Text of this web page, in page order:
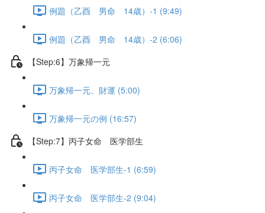
例題（乙酉 男命 14歳）-1 (9:49)
例題（乙酉 男命 14歳）-2 (6:06)
【Step:6】万象帰一元
万象帰一元、財運 (5:00)
万象帰一元の例 (16:57)
【Step:7】丙子女命 医学部生
丙子女命 医学部生-1 (6:59)
丙子女命 医学部生-2 (9:04)